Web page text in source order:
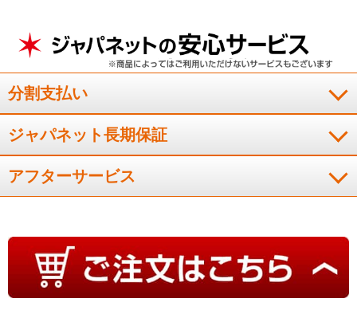
（愛媛県40代K.M様
本当に美味しいご飯が炊けました。皆さんにお勧めしたいで
す。
）
まだ数回しか使用していませんが、お米の粒、炊き立てのおい
分割支払い
ジャパネット長期保証
アフターサービス